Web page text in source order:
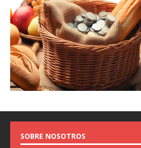
SOBRE NOSOTROS